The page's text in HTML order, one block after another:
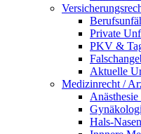
Private
PKV &
Aktuelle
Medizinrecht /
Hals-